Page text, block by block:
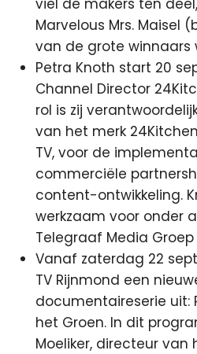
viel de makers ten
Marvelous Mrs. Maisel
van de grote winnaars
Petra Knoth start 20
Channel Director
rol is zij
van het merk
TV, voor de
commerciële
content-ontwikkeling.
werkzaam voor onder
Telegraaf Media
Vanaf zaterdag 22
TV Rijnmond een
documentaireserie uit:
het Groen. In dit
Moeliker, directeur van